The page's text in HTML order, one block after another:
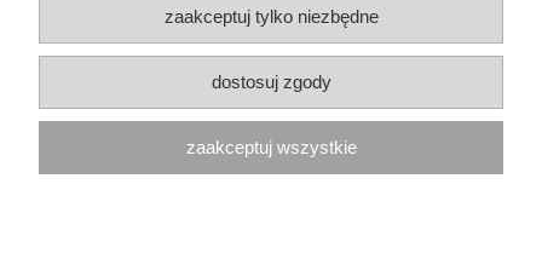
Moje konto
Zakupy
Polecamy
zaakceptuj tylko niezbędne
dostosuj zgody
zaakceptuj wszystkie